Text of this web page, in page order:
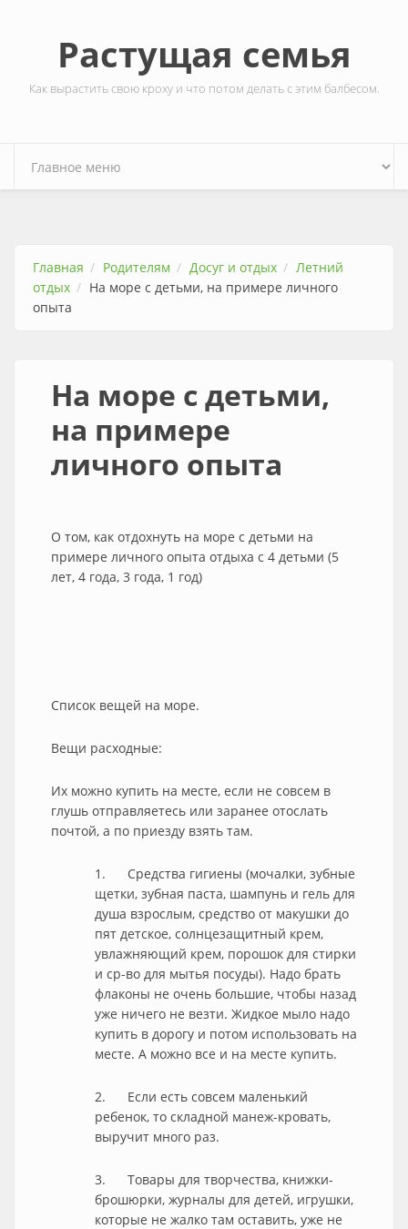
Растущая семья
Как вырастить свою кроху и что потом делать с этим балбесом.
Главная Родителям Досуг и отдых
Летний
отдых
На море с детьми, на примере личного
опыта
На море с детьми,
на примере
личного опыта
О том, как отдохнуть на море с детьми на
примере личного опыта отдыха с 4 детьми (5
лет, 4 года, 3 года, 1 год)
Список вещей на море.
Вещи расходные:
Их можно купить на месте, если не совсем в
глушь отправляетесь или заранее отослать
почтой, а по приезду взять там.
1. Средства гигиены (мочалки, зубные
щетки, зубная паста, шампунь и гель для
душа взрослым, средство от макушки до
пят детское, солнцезащитный крем,
увлажняющий крем, порошок для стирки
и ср-во для мытья посуды). Надо брать
флаконы не очень большие, чтобы назад
уже ничего не везти. Жидкое мыло надо
купить в дорогу и потом использовать на
месте. А можно все и на месте купить.
2. Если есть совсем маленький
ребенок, то складной манеж-кровать,
выручит много раз.
3. Товары для творчества, книжки-
брошюрки, журналы для детей, игрушки,
которые не жалко там оставить, уже не